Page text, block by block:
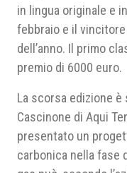
in lingua originale e
febbraio e il
dell’anno. Il primo
premio di 6000 euro.
La scorsa edizione è
Cascinone di Aqui
presentato un
carbonica nella fase